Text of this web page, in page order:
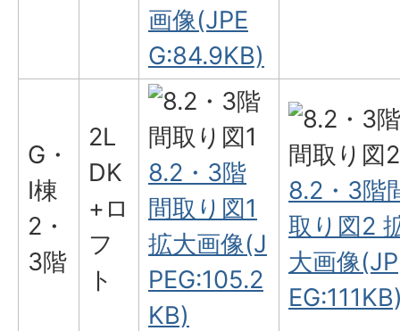
画像(JPE
G:84.9KB)
G・
I棟
2・
3階
2L
DK
+ロ
フ
ト
8.2・3階
間取り図1
拡大画像(J
PEG:105.2
KB)
8.2・3階
取り図2
大画像(JP